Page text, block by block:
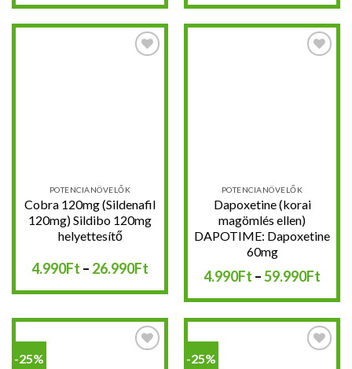
-
44.490Ft
-
POTENCIANÖVELŐK
Cobra 120mg (Sildenafil
120mg) Sildibo 120mg
helyettesítő
4.990Ft – 26.990Ft Ártartomány:
-
POTENCIANÖVELŐK
Dapoxetine (korai
magömlés ellen)
DAPOTIME: Dapoxetine
60mg
4.990Ft –59.990Ft
-
-25% -25%